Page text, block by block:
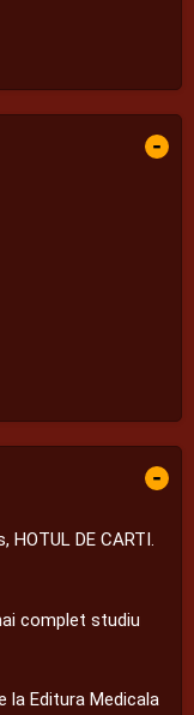
-
-
DE CARTI.
complet studiu
la Editura Medicala